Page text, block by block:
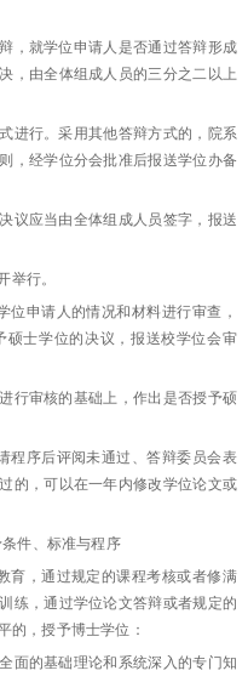
，就学位申请人是否通过答辩形成
，由全体组成人员的三分之二以上
进行。采用其他答辩方式的，院系
，经学位分会批准后报送学位办备
议应当由全体组成人员签字，报送
举行。
申请人的情况和材料进行审查，
士学位的决议，报送校学位会审
行审核的基础上，作出是否授予硕
程序后评阅未通过、答辩委员会表
的，可以在一年内修改学位论文或
件、标准与程序
育，通过规定的课程考核或者修满
练，通过学位论文答辩或者规定的
的，授予博士学位：
面的基础理论和系统深入的专门知